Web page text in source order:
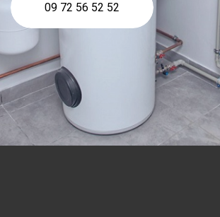
09 72 56 52 52